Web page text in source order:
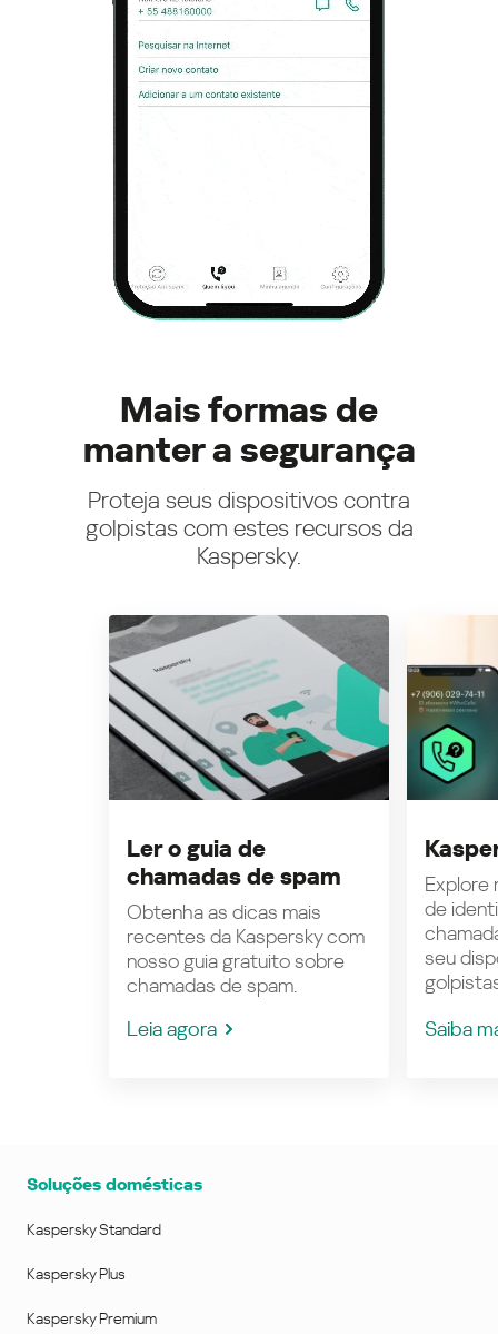
Mais formas de
manter a segurança
Proteja seus dispositivos contra
golpistas com estes recursos da
Kaspersky.
Ler o guia de
chamadas de spam
Obtenha as dicas mais
recentes da Kaspersky com
nosso guia gratuito sobre
chamadas de spam.
Leia agora
Explore
de
seu
Saiba
Soluções domésticas
Kaspersky Standard
Kaspersky Plus
Kaspersky Premium